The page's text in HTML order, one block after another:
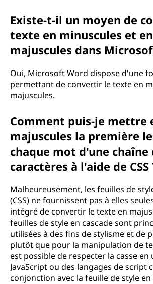
Existe-t-il un moyen de
texte en minuscules et en
majuscules dans
Oui, Microsoft Word dispose d'une
permettant de convertir le texte en
majuscules.
Comment puis-je mettre
majuscules la première
chaque mot d'une chaîne
caractères à l'aide de CSS
Malheureusement, les feuilles de
(CSS) ne fournissent pas à elles
intégré de convertir le texte en
feuilles de style en cascade sont
utilisées à des fins de stylisme et de
plutôt que pour la manipulation de
est possible de respecter la casse en
JavaScript ou des langages de script
conjonction avec la feuille de style en